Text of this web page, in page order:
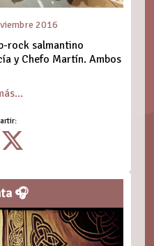
2016
rock salmantino
y Chefo Martín. Ambos
🎧